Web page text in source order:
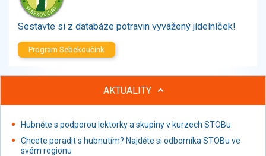
Fastfood
Studená kuchyně, lahůdkářské výrobky
Sestavte si z databáze potravin vyvážený jídelníček!
Program Sebekoučink
AKTUALITY
Hubněte s podporou lektorky a skupiny v kurzech STOBu
Chcete poradit s hubnutím? Najděte si odborníka STOBu ve
svém regionu